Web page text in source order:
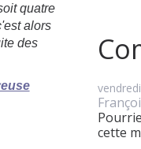
quatre
alors
des
cette